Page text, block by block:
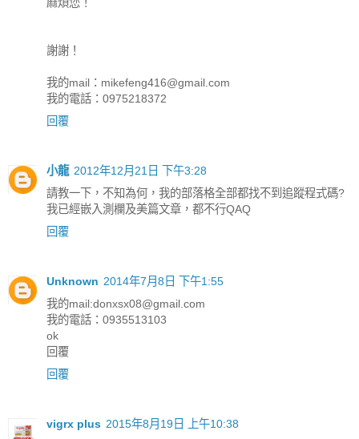
麻煩您！
謝謝！
我的mail： mikefeng416@gmail.com
我的電話：0975218372
回覆
小龍 2012年12月21日 下午3:28
請教一下，不知為何，我的部落格全部都找不到追蹤程式碼?
我已經嵌入測欄及美篇文章，都不行QAQ
回覆
Unknown 2014年7月8日 下午1:55
我的mail:donxsx08@gmail.com
我的電話：0935513103
ok
回覆
回覆
vigrx plus 2015年8月19日 上午10:38